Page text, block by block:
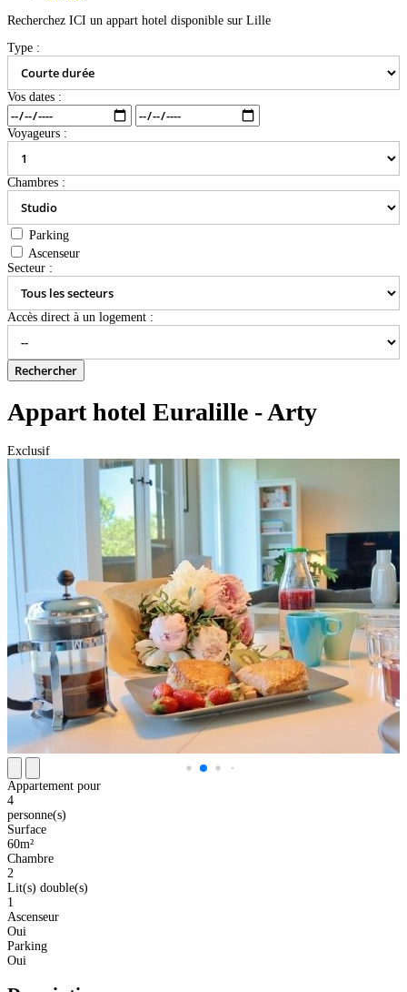
Recherchez ICI un appart hotel disponible sur Lille
Type :
Vos dates :
Voyageurs :
Chambres :
Parking
Ascenseur
Secteur :
Accès direct à un logement :
Appart hotel Euralille - Arty
Exclusif
Appartement pour
4
personne(s)
Surface
60m²
Chambre
2
Lit(s) double(s)
1
Ascenseur
Oui
Parking
Oui